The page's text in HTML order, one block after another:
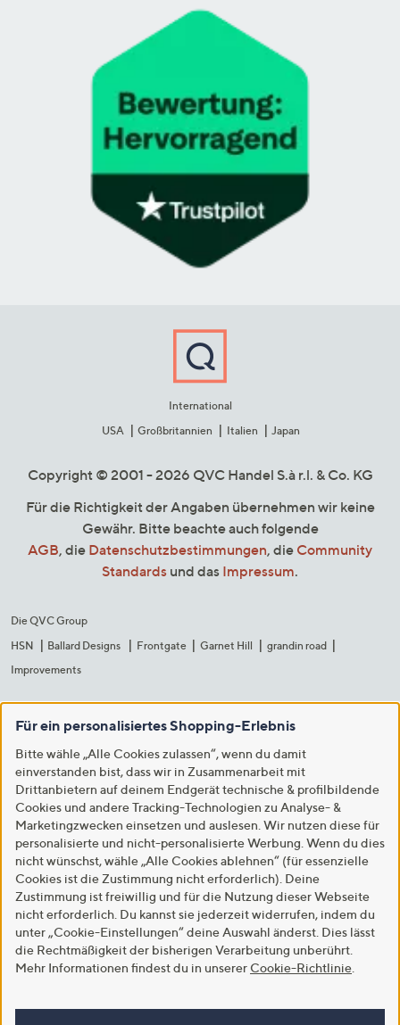
International
USA
Großbritannien Italien Japan
Copyright © 2001 - 2026 QVC Handel S.à r.l. & Co. KG
Für die Richtigkeit der Angaben übernehmen wir keine
Gewähr. Bitte beachte auch folgende
AGB, die Datenschutzbestimmungen, die Community
Standards und das Impressum.
Die QVC Group
HSN
Ballard Designs Frontgate Garnet Hill
grandin road
Improvements
Für ein personalisiertes Shopping-Erlebnis
Bitte wähle „Alle Cookies zulassen“, wenn du damit
einverstanden bist, dass wir in Zusammenarbeit mit
Drittanbietern auf deinem Endgerät technische & profilbildende
Cookies und andere Tracking-Technologien zu Analyse- &
Marketingzwecken einsetzen und auslesen. Wir nutzen diese für
personalisierte und nicht-personalisierte Werbung. Wenn du dies
nicht wünschst, wähle „Alle Cookies ablehnen“ (für essenzielle
Cookies ist die Zustimmung nicht erforderlich). Deine
Zustimmung ist freiwillig und für die Nutzung dieser Webseite
nicht erforderlich. Du kannst sie jederzeit widerrufen, indem du
unter „Cookie-Einstellungen“ deine Auswahl änderst. Dies lässt
die Rechtmäßigkeit der bisherigen Verarbeitung unberührt.
Mehr Informationen findest du in unserer Cookie-Richtlinie